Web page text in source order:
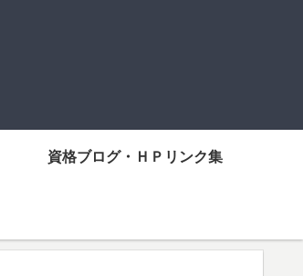
資格ブログ・ＨＰリンク集